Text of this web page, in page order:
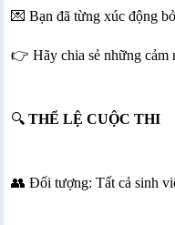
💌 Bạn đã từng xúc động
👉 Hãy chia sẻ những cảm
🔍 THỂ LỆ CUỘC THI
👥 Đối tượng: Tất cả sinh